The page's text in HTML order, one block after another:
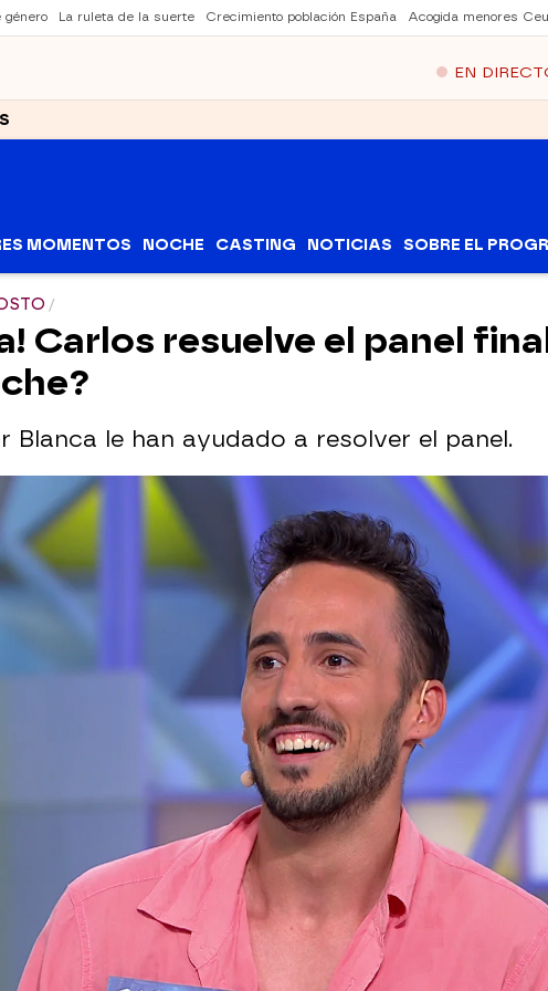
género La ruleta de la suerte Crecimiento población España Acogida menores
EN
MOMENTOS NOCHE CASTING NOTICIAS SOBRE EL
Carlos resuelve el panel
Blanca le han ayudado a resolver el panel.
WhatsappFacebook
peleado Blanca, ha sido finalmente
al panel final de ‘La ruleta de la suerte’.